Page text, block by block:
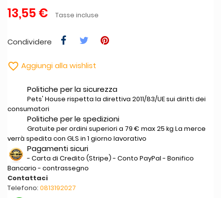
13,55 € Tasse incluse
Condividere
 Aggiungi alla wishlist
Politiche per la sicurezza
Pets' House rispetta la direttiva 2011/83/UE sui diritti dei
consumatori
Politiche per le spedizioni
Gratuite per ordini superiori a 79 € max 25 kg La merce
verrà spedita con GLS in 1 giorno lavorativo
Pagamenti sicuri
- Carta di Credito (Stripe) - Conto PayPal - Bonifico
Bancario - contrassegno
Contattaci
Telefono: 0813192027